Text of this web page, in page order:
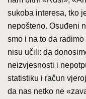
sukoba interesa, tko
nepošteno. Osuđeni
smo i na to da
nisu učili: da
neizvjesnosti i
statistiku i račun
da nas netko ne